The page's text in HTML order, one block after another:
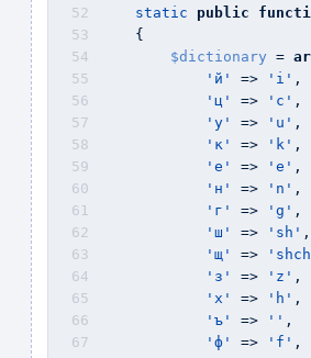
static
public
    {
$dictionary =
'й'
=> 'i' ,
'ц'
=> 'c' ,
'у'
=> 'u' ,
'к'
=> 'k' ,
'е'
=> 'e' ,
'н'
=> 'n' ,
'г'
=> 'g' ,
'ш'
=> 'sh' ,
'щ'
=>
'з'
=> 'z' ,
'х'
=> 'h' ,
'ъ'
=> '' ,
'ф'
=> 'f' ,